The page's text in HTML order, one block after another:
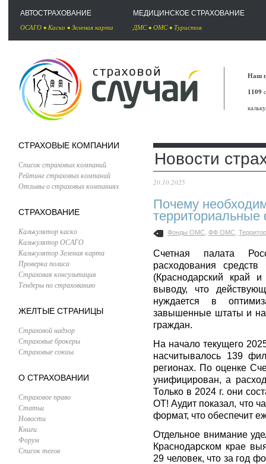
АВТОСТРАХОВАНИЕ
ОСАГО • Каско • Зеленая карта
МЕДИЦИНСКОЕ СТРАХОВАНИЕ
ДМС• ОМС• Туристов
Наш
1109
СТРАХОВЫЕ КОМПАНИИ
Список страховых компаний
Рейтинг страховых компаний
Отзывы о страховых компаниях
СТРАХОВАНИЕ
Калькулятор каско
Калькулятор ОСАГО
Калькулятор Зеленая карта
Проверка полиса
Страховая консультация
Тендеры по страхованию
ЖЕЛТЫЕ СТРАНИЦЫ
Страховой надзор
Страховые брокеры
Страховые союзы
О СТРАХОВАНИИ
Страховое право
Статьи
Новости
Книги
Форум
Список тегов
Новости
20.10.2025
Почему
Фонды ОМС ФФ ОМС
Счетная палата
расходования
(Краснодарский край
выводу, что
нуждается в
завышенные штаты и
граждан.
На начало текущего
насчитывалось 139
регионах. По оценке
унифицирован, а
Только в 2024 г. они
ОТ! Аудит показал, что
формат, что обеспечит
Отдельное внимание
Краснодарском крае
29 человек, что за год